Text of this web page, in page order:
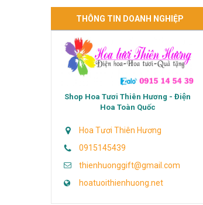
THÔNG TIN DOANH NGHIỆP
Shop Hoa Tươi Thiên Hương - Điện
Hoa Toàn Quốc
Hoa Tươi Thiên Hương
0915145439
thienhuonggift@gmail.com
hoatuoithienhuong.net